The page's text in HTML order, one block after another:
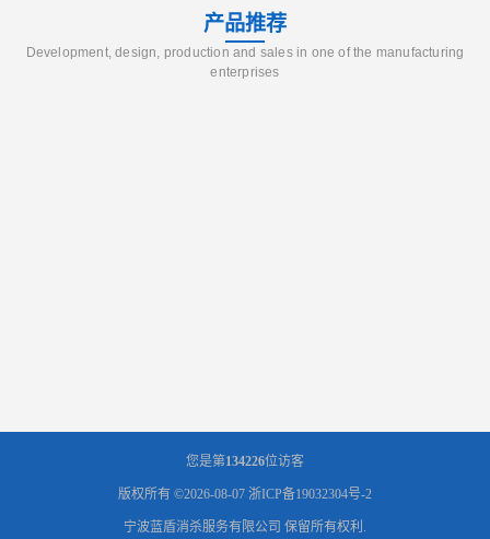
产品推荐
Development, design, production and sales in one of the manufacturing
enterprises
您是第134226位访客
版权所有 ©2026-08-07 浙ICP备19032304号-2
宁波蓝盾消杀服务有限公司 保留所有权利.